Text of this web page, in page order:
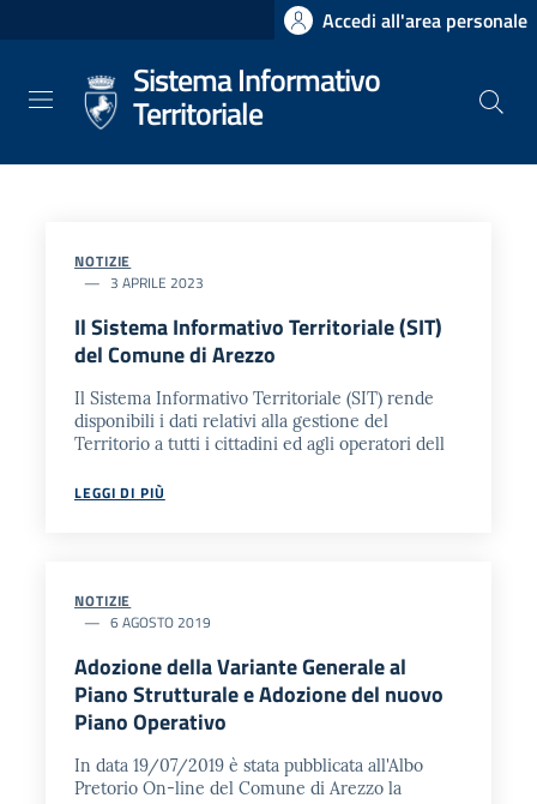
al
principale
Accedi all'area personale
Sistema Informativo
Territoriale
NOTIZIE
3 APRILE 2023
Il Sistema Informativo Territoriale (SIT)
del Comune di Arezzo
Il Sistema Informativo Territoriale (SIT) rende
disponibili i dati relativi alla gestione del
Territorio a tutti i cittadini ed agli operatori dell
LEGGI DI PIÙ
NOTIZIE
6 AGOSTO 2019
Adozione della Variante Generale al
Piano Strutturale e Adozione del nuovo
Piano Operativo
In data 19/07/2019 è stata pubblicata all'Albo
Pretorio On-line del Comune di Arezzo la